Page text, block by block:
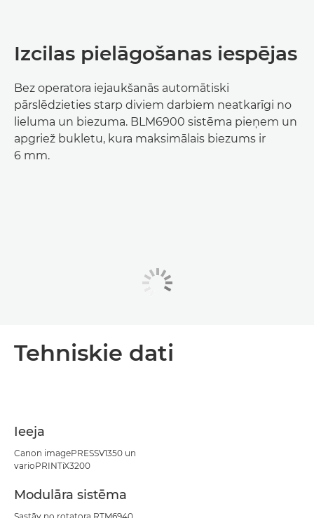
Izcilas pielāgošanas iespējas
Bez operatora iejaukšanās automātiski
pārslēdzieties starp diviem darbiem neatkarīgi no
lieluma un biezuma. BLM6900 sistēma pieņem un
apgriež bukletu, kura maksimālais biezums ir
6 mm.
Tehniskie dati
Ieeja
Canon imagePRESSV1350 un
varioPRINTiX3200
Modulāra sistēma